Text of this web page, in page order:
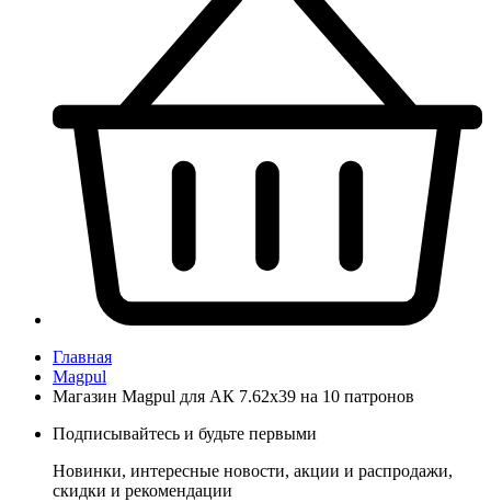
Главная
Magpul
Магазин Magpul для АК 7.62х39 на 10 патронов
Подписывайтесь и будьте первыми
Новинки, интересные новости, акции и распродажи,
скидки и рекомендации